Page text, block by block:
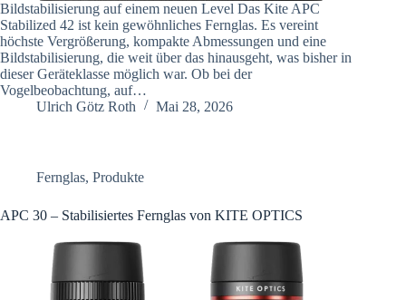
Bildstabilisierung auf einem neuen Level Das Kite APC
Stabilized 42 ist kein gewöhnliches Fernglas. Es vereint
höchste Vergrößerung, kompakte Abmessungen und eine
Bildstabilisierung, die weit über das hinausgeht, was bisher in
dieser Geräteklasse möglich war. Ob bei der
Vogelbeobachtung, auf…
Ulrich Götz Roth
Mai 28, 2026
Fernglas, Produkte
APC 30 – Stabilisiertes Fernglas von KITE OPTICS